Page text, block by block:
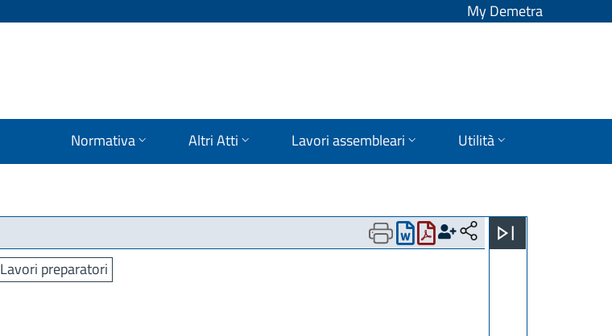
My Demetra
Normativa Altri Atti Lavori assembleari Utilità
Lavori preparatori